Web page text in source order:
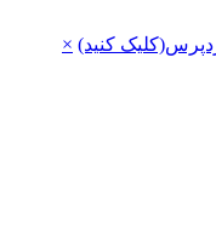
کنید) ×